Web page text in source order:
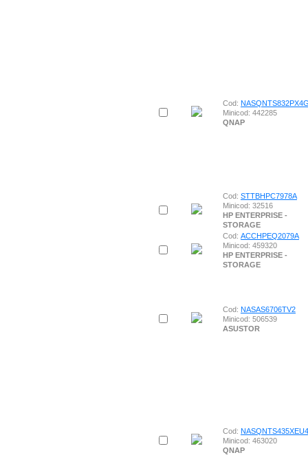
Cod:
Minicod: 442285
QNAP
Cod: STTBHPC7978A
Minicod: 32516
HP ENTERPRISE -
STORAGE
Cod: ACCHPEQ2079A
Minicod: 459320
HP ENTERPRISE -
STORAGE
Cod: NASAS6706TV2
Minicod: 506539
ASUSTOR
Cod:
Minicod: 463020
QNAP